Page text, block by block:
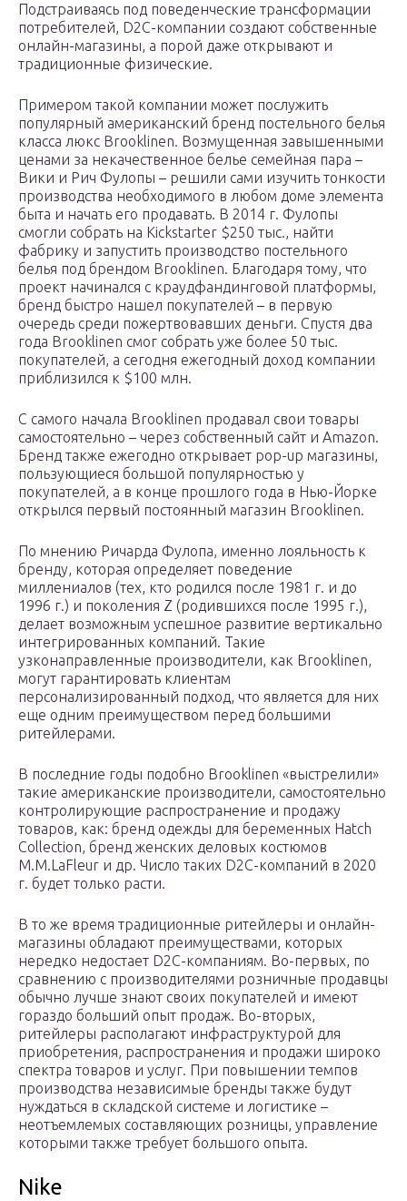
Подстраиваясь под поведенческие трансформации
потребителей, D2C-компании создают собственные
онлайн-магазины, а порой даже открывают и
традиционные физические.
Примером такой компании может послужить
популярный американский бренд постельного белья
класса люкс Brooklinen. Возмущенная завышенными
ценами за некачественное белье семейная пара –
Вики и Рич Фулопы – решили сами изучить тонкости
производства необходимого в любом доме элемента
быта и начать его продавать. В 2014 г. Фулопы
смогли собрать на Kickstarter $250 тыс., найти
фабрику и запустить производство постельного
белья под брендом Brooklinen. Благодаря тому, что
проект начинался с краудфандинговой платформы,
бренд быстро нашел покупателей – в первую
очередь среди пожертвовавших деньги. Спустя два
года Brooklinen смог собрать уже более 50 тыс.
покупателей, а сегодня ежегодный доход компании
приблизился к $100 млн.
С самого начала Brooklinen продавал свои товары
самостоятельно – через собственный сайт и Amazon.
Бренд также ежегодно открывает pop-up магазины,
пользующиеся большой популярностью у
покупателей, а в конце прошлого года в Нью-Йорке
открылся первый постоянный магазин Brooklinen.
По мнению Ричарда Фулопа, именно лояльность к
бренду, которая определяет поведение
миллениалов (тех, кто родился после 1981 г. и до
1996 г.) и поколения Z (родившихся после 1995 г.),
делает возможным успешное развитие вертикально
интегрированных компаний. Такие
узконаправленные производители, как Brooklinen,
могут гарантировать клиентам
персонализированный подход, что является для них
еще одним преимуществом перед большими
ритейлерами.
В последние годы подобно Brooklinen «выстрелили»
такие американские производители, самостоятельно
контролирующие распространение и продажу
товаров, как: бренд одежды для беременных Hatch
Collection, бренд женских деловых костюмов
M.M.LaFleur и др. Число таких D2C-компаний в 2020
г. будет только расти.
В то же время традиционные ритейлеры и онлайн-
магазины обладают преимуществами, которых
нередко недостает D2C-компаниям. Во-первых, по
сравнению с производителями розничные продавцы
обычно лучше знают своих покупателей и имеют
гораздо больший опыт продаж. Во-вторых,
ритейлеры располагают инфраструктурой для
приобретения, распространения и продажи широко
спектра товаров и услуг. При повышении темпов
производства независимые бренды также будут
нуждаться в складской системе и логистике –
неотъемлемых составляющих розницы, управление
которыми также требует большого опыта.
Nike